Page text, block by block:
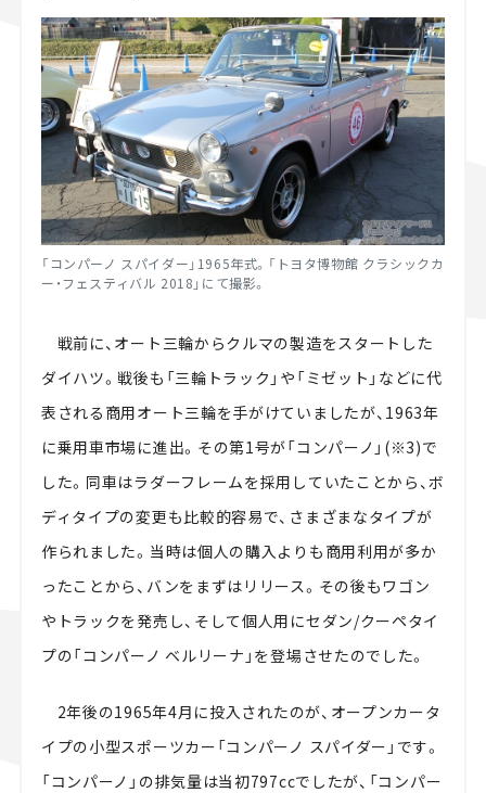
「コンパーノ スパイダー」1965年式。「トヨタ博物館 クラシックカ
ー・フェスティバル 2018」にて撮影。
戦前に、オート三輪からクルマの製造をスタートした
ダイハツ。戦後も「三輪トラック」や「ミゼット」などに代
表される商用オート三輪を手がけていましたが、1963年
に乗用車市場に進出。その第1号が「コンパーノ」(※3)で
した。同車はラダーフレームを採用していたことから、ボ
ディタイプの変更も比較的容易で、さまざまなタイプが
作られました。当時は個人の購入よりも商用利用が多か
ったことから、バンをまずはリリース。その後もワゴン
やトラックを発売し、そして個人用にセダン/クーペタイ
プの「コンパーノ ベルリーナ」を登場させたのでした。
2年後の1965年4月に投入されたのが、オープンカータ
イプの小型スポーツカー「コンパーノ スパイダー」です。
「コンパーノ」の排気量は当初797ccでしたが、「コンパー